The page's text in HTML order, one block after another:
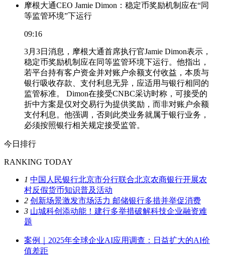
摩根大通CEO Jamie Dimon：稳定币奖励机制应在“同
等监管环境”下运行
09:16
3月3日消息，摩根大通首席执行官Jamie Dimon表示，
稳定币奖励机制应在同等监管环境下运行。他指出，
若平台持有客户资金并对账户余额支付收益，本质与
银行吸收存款、支付利息无异，应适用与银行相同的
监管标准。 Dimon在接受CNBC采访时称，可接受的
折中方案是仅对交易行为提供奖励，而非对账户余额
支付利息。他强调，否则此类业务就属于银行业务，
必须按照银行相关规定接受监管。
今日排行
RANKING TODAY
1 中国人民银行北京市分行联合北京农商银行开展农
村反假货币知识普及活动
2 创新场景激发市场活力 邮储银行多措并举促消费
3 山城科创添动能！建行多举措破解科技企业融资难
题
案例｜2025年全球企业AI应用调查：日益扩大的AI价
值差距